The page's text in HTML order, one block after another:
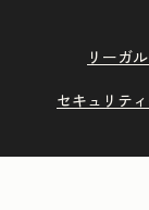
リーガ
セキュリテ